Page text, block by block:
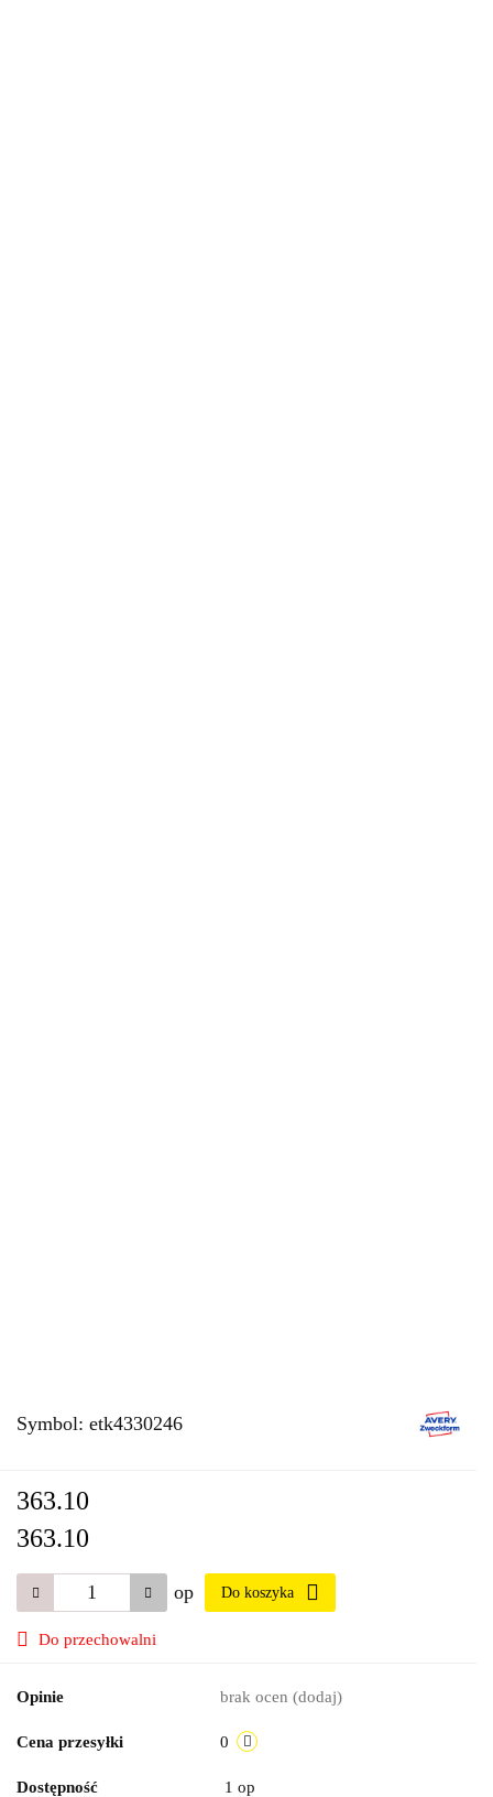
Symbol: etk4330246
363.10
363.10
op Do koszyka
Do przechowalni
Opinie brak ocen (dodaj)
Cena przesyłki 0
Dostępność 1 op